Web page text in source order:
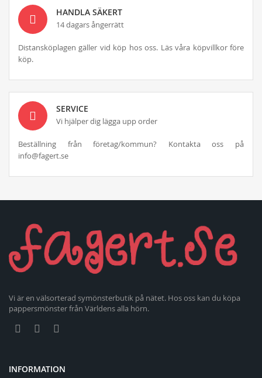
HANDLA SÄKERT
14 dagars ångerrätt
Distansköplagen gäller vid köp hos oss. Läs våra köpvillkor före
köp.
SERVICE
Vi hjälper dig lägga upp order
Beställning från företag/kommun? Kontakta oss på
info@fagert.se
Vi är en välsorterad symönsterbutik på nätet. Hos oss kan du köpa
pappersmönster från Världens alla hörn.
INFORMATION